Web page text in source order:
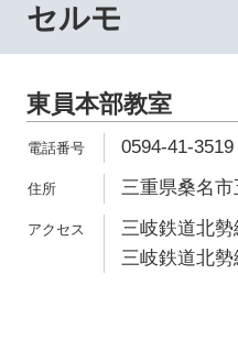
セルモ
東員本部教室
0594-41-3519
三重県桑名
三岐鉄道北
三岐鉄道北